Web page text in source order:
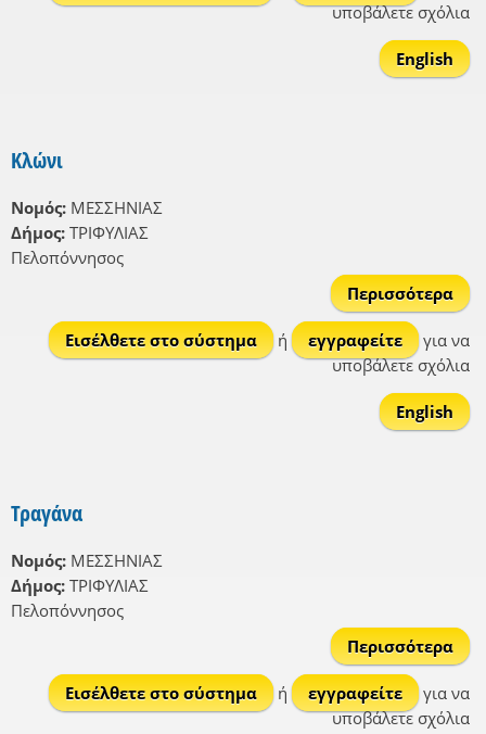
υποβάλετε σχόλια
English
Κλώνι
Νομός: ΜΕΣΣΗΝΙΑΣ
Δήμος: ΤΡΙΦΥΛΙΑΣ
Πελοπόννησος
Περισσότερα
Εισέλθετε στο σύστημα
ή εγγραφείτε
για να
υποβάλετε σχόλια
English
Τραγάνα
Νομός: ΜΕΣΣΗΝΙΑΣ
Δήμος: ΤΡΙΦΥΛΙΑΣ
Πελοπόννησος
Περισσότερα
Εισέλθετε στο σύστημα
ή εγγραφείτε
για να
υποβάλετε σχόλια